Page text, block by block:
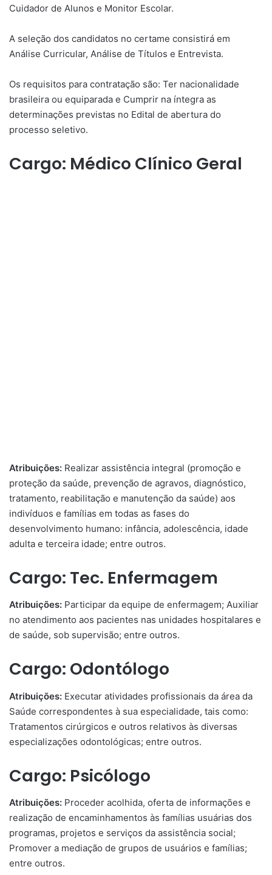
Cuidador de Alunos e Monitor Escolar.
A seleção dos candidatos no certame consistirá em
Análise Curricular, Análise de Títulos e Entrevista.
Os requisitos para contratação são: Ter nacionalidade
brasileira ou equiparada e Cumprir na íntegra as
determinações previstas no Edital de abertura do
processo seletivo.
Cargo: Médico Clínico Geral
Atribuições: Realizar assistência integral (promoção e
proteção da saúde, prevenção de agravos, diagnóstico,
tratamento, reabilitação e manutenção da saúde) aos
indivíduos e famílias em todas as fases do
desenvolvimento humano: infância, adolescência, idade
adulta e terceira idade; entre outros.
Cargo: Tec. Enfermagem
Atribuições: Participar da equipe de enfermagem; Auxiliar
no atendimento aos pacientes nas unidades hospitalares e
de saúde, sob supervisão; entre outros.
Cargo: Odontólogo
Atribuições: Executar atividades profissionais da área da
Saúde correspondentes à sua especialidade, tais como:
Tratamentos cirúrgicos e outros relativos às diversas
especializações odontológicas; entre outros.
Cargo: Psicólogo
Atribuições: Proceder acolhida, oferta de informações e
realização de encaminhamentos às famílias usuárias dos
programas, projetos e serviços da assistência social;
Promover a mediação de grupos de usuários e famílias;
entre outros.